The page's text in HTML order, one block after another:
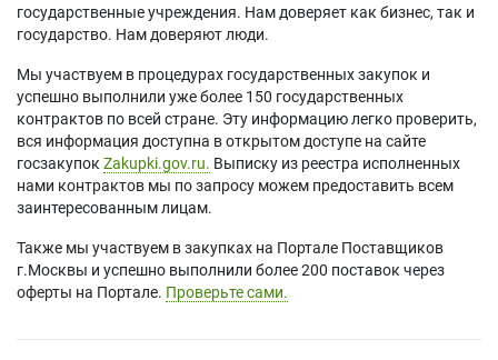
государственные учреждения. Нам доверяет как бизнес, так и
государство. Нам доверяют люди.
Мы участвуем в процедурах государственных закупок и
успешно выполнили уже более 150 государственных
контрактов по всей стране. Эту информацию легко проверить,
вся информация доступна в открытом доступе на сайте
госзакупок Zakupki.gov.ru. Выписку из реестра исполненных
нами контрактов мы по запросу можем предоставить всем
заинтересованным лицам.
Также мы участвуем в закупках на Портале Поставщиков
г.Москвы и успешно выполнили более 200 поставок через
оферты на Портале. Проверьте сами.